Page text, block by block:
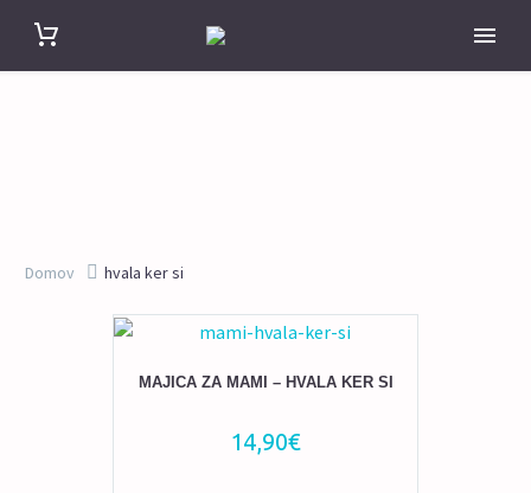
Domov hvala ker si
MAJICA ZA MAMI – HVALA KER SI
14,90€